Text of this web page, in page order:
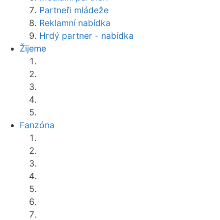
Partneři mládeže
Reklamní nabídka
Hrdý partner - nabídka
Žijeme
Fanzóna